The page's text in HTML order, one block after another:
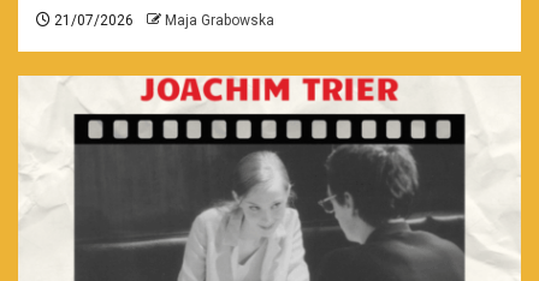
21/07/2026 Maja Grabowska